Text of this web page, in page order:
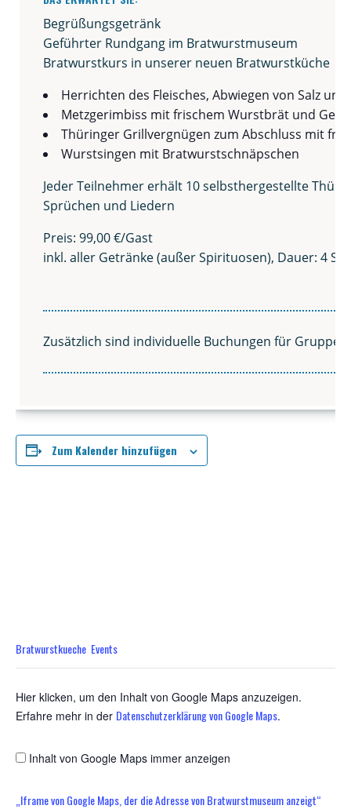
Begrü­ßungs­ge­tränk
Geführ­ter Rund­gang im Bratwurstmuseum
Brat­wurst­kurs in unse­rer neu­en Bratwurstküche
Her­rich­ten des Flei­sches, Abwie­gen von Salz
Metz­ge­r­im­biss mit fri­schem Wurst­brät und
Thü­rin­ger Grill­ver­gnü­gen zum Abschluss mit
Wurst­sin­gen mit Bratwurstschnäpschen
Jeder Teil­neh­mer erhält 10 selbst­her­ge­stell­te
Sprü­chen und Liedern
Preis: 99,00 €/Gast
inkl. aller Geträn­ke (außer Spi­ri­tuo­sen), Dau­er: 4
Zusätz­lich sind indi­vi­du­el­le Buchun­gen für
Zum Kalender hinzufügen
Bratwurstkueche Events
Hier klicken, um den Inhalt von Google Maps anzuzeigen.
Erfahre mehr in der Datenschutzerklärung von Google Maps.
Inhalt von Google Maps immer anzeigen
„Iframe von Google Maps, der die Adresse von Brat­wurst­mu­se­um anzeigt“